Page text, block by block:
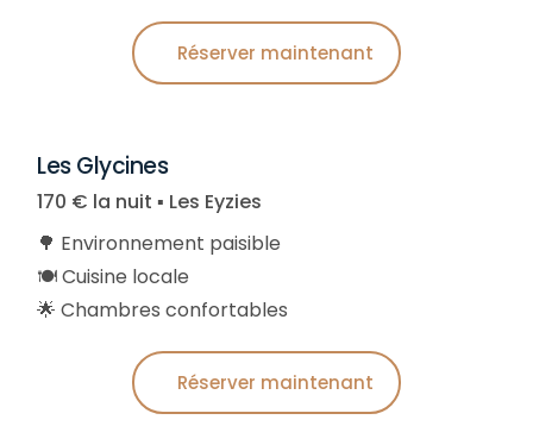
Réserver maintenant
Les Glycines
170 € la nuit ▪︎ Les Eyzies
🌳 Environnement paisible
🍽️ Cuisine locale
🌟 Chambres confortables
Réserver maintenant